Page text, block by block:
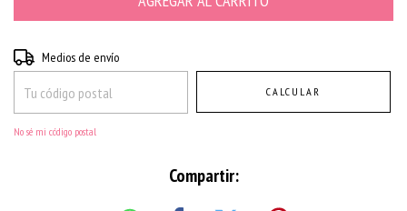
Entregas para el CP:
Medios de envío
CALCULAR
No sé mi código postal
Compartir: